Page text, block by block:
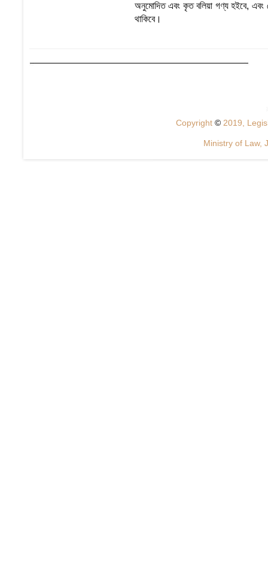
অনুমোদিত এবং কৃত বলিয়া গণ্য হইবে, এবং
থাকিবে।
Copyright ©2019,
Ministry of Law,